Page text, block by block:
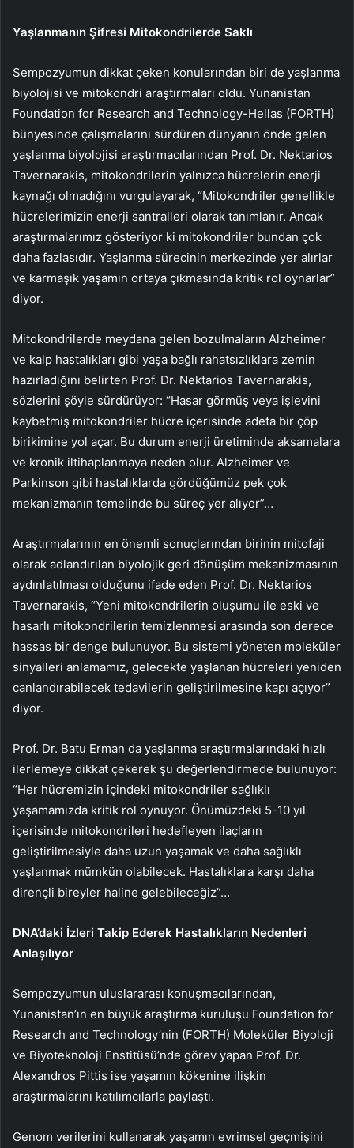
Yaşlanmanın Şifresi Mitokondrilerde Saklı
Sempozyumun dikkat çeken konularından biri de yaşlanma
biyolojisi ve mitokondri araştırmaları oldu. Yunanistan
Foundation for Research and Technology-Hellas (FORTH)
bünyesinde çalışmalarını sürdüren dünyanın önde gelen
yaşlanma biyolojisi araştırmacılarından Prof. Dr. Nektarios
Tavernarakis, mitokondrilerin yalnızca hücrelerin enerji
kaynağı olmadığını vurgulayarak, “Mitokondriler genellikle
hücrelerimizin enerji santralleri olarak tanımlanır. Ancak
araştırmalarımız gösteriyor ki mitokondriler bundan çok
daha fazlasıdır. Yaşlanma sürecinin merkezinde yer alırlar
ve karmaşık yaşamın ortaya çıkmasında kritik rol oynarlar”
diyor.
Mitokondrilerde meydana gelen bozulmaların Alzheimer
ve kalp hastalıkları gibi yaşa bağlı rahatsızlıklara zemin
hazırladığını belirten Prof. Dr. Nektarios Tavernarakis,
sözlerini şöyle sürdürüyor: “Hasar görmüş veya işlevini
kaybetmiş mitokondriler hücre içerisinde adeta bir çöp
birikimine yol açar. Bu durum enerji üretiminde aksamalara
ve kronik iltihaplanmaya neden olur. Alzheimer ve
Parkinson gibi hastalıklarda gördüğümüz pek çok
mekanizmanın temelinde bu süreç yer alıyor”…
Araştırmalarının en önemli sonuçlarından birinin mitofaji
olarak adlandırılan biyolojik geri dönüşüm mekanizmasının
aydınlatılması olduğunu ifade eden Prof. Dr. Nektarios
Tavernarakis, “Yeni mitokondrilerin oluşumu ile eski ve
hasarlı mitokondrilerin temizlenmesi arasında son derece
hassas bir denge bulunuyor. Bu sistemi yöneten moleküler
sinyalleri anlamamız, gelecekte yaşlanan hücreleri yeniden
canlandırabilecek tedavilerin geliştirilmesine kapı açıyor”
diyor.
Prof. Dr. Batu Erman da yaşlanma araştırmalarındaki hızlı
ilerlemeye dikkat çekerek şu değerlendirmede bulunuyor:
“Her hücremizin içindeki mitokondriler sağlıklı
yaşamamızda kritik rol oynuyor. Önümüzdeki 5-10 yıl
içerisinde mitokondrileri hedefleyen ilaçların
geliştirilmesiyle daha uzun yaşamak ve daha sağlıklı
yaşlanmak mümkün olabilecek. Hastalıklara karşı daha
dirençli bireyler haline gelebileceğiz”…
DNA’daki İzleri Takip Ederek Hastalıkların Nedenleri
Anlaşılıyor
Sempozyumun uluslararası konuşmacılarından,
Yunanistan’ın en büyük araştırma kuruluşu Foundation for
Research and Technology’nin (FORTH) Moleküler Biyoloji
ve Biyoteknoloji Enstitüsü’nde görev yapan Prof. Dr.
Alexandros Pittis ise yaşamın kökenine ilişkin
araştırmalarını katılımcılarla paylaştı.
Genom verilerini kullanarak yaşamın evrimsel geçmişini